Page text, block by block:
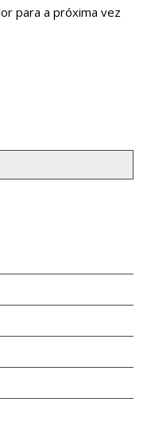
para a próxima vez